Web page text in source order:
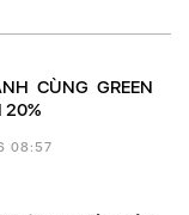
20%
08:57